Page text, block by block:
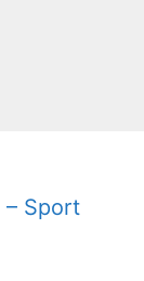
Sport